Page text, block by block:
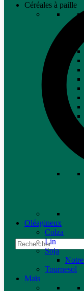
Céréales à paille
Oléagineux
Colza
Lin
Soja
Tournesol
Maïs